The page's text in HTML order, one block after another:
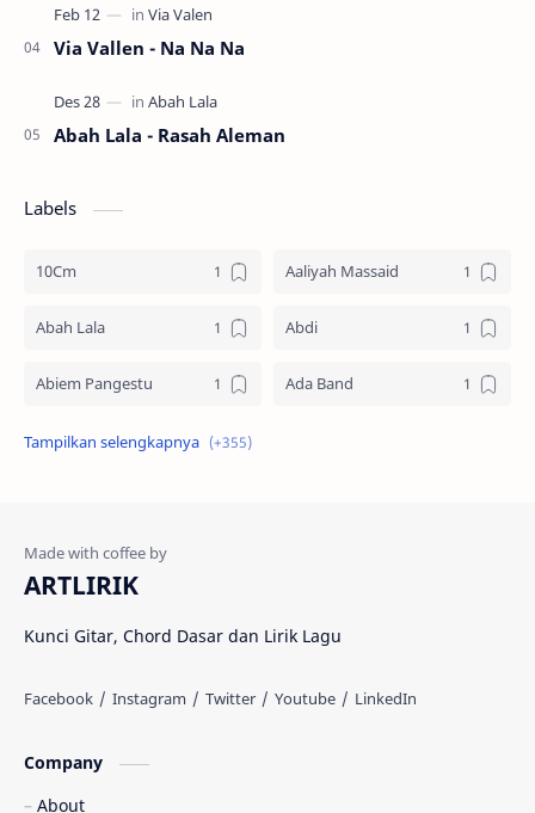
Via Vallen - Na Na Na
Abah Lala - Rasah Aleman
Labels
10Cm Aaliyah Massaid
Abah Lala Abdi
Abiem Pangestu Ada Band
Ade La Muhu
Afgan
Ami Rahmi
ARTLIRIK
Kunci Gitar, Chord Dasar dan Lirik Lagu
Company
About